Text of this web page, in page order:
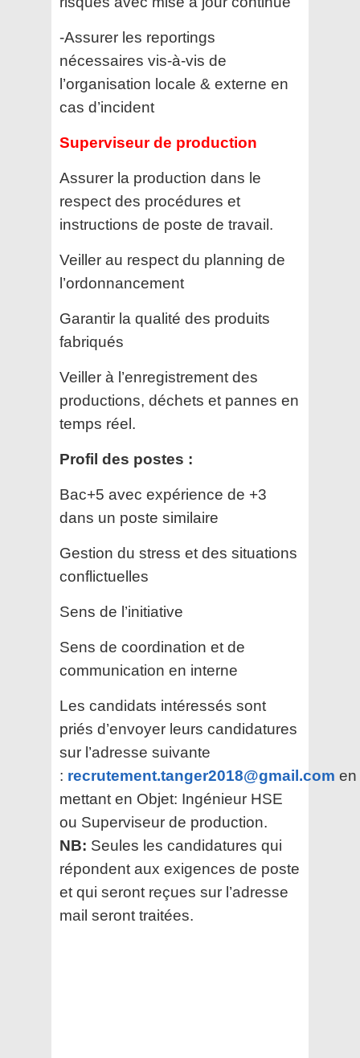
-Assurer les reportings
nécessaires vis-à-vis de
l’organisation locale & externe en
cas d’incident
Superviseur de production
Assurer la production dans le
respect des procédures et
instructions de poste de travail.
Veiller au respect du planning de
l’ordonnancement
Garantir la qualité des produits
fabriqués
Veiller à l’enregistrement des
productions, déchets et pannes en
temps réel.
Profil des postes :
Bac+5 avec expérience de +3
dans un poste similaire
Gestion du stress et des situations
conflictuelles
Sens de l’initiative
Sens de coordination et de
communication en interne
Les candidats intéressés sont
priés d’envoyer leurs candidatures
sur l’adresse suivante
: recrutement.tanger2018@gmail.com en
mettant en Objet: Ingénieur HSE
ou Superviseur de production.
NB: Seules les candidatures qui
répondent aux exigences de poste
et qui seront reçues sur l’adresse
mail seront traitées.